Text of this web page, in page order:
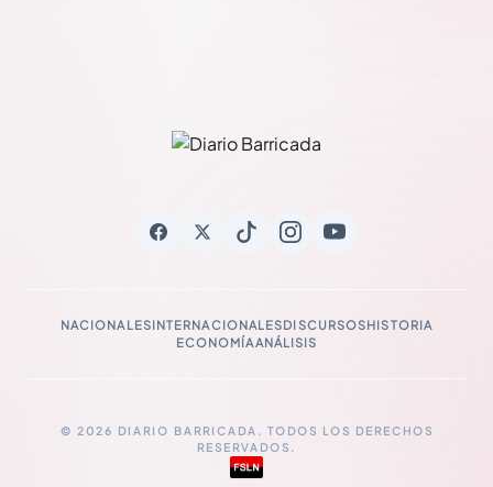
NACIONALESINTERNACIONALESDISCURSOSHISTORIA
ECONOMÍAANÁLISIS
© 2026 DIARIO BARRICADA. TODOS LOS DERECHOS
RESERVADOS.